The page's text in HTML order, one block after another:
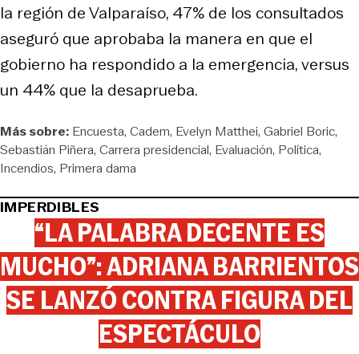
la región de Valparaíso, 47% de los consultados
aseguró que aprobaba la manera en que el
gobierno ha respondido a la emergencia, versus
un 44% que la desaprueba.
Más sobre: Encuesta Cadem Evelyn Matthei Gabriel Boric
Sebastián Piñera Carrera presidencial Evaluación Política
Incendios Primera dama
IMPERDIBLES
“LA PALABRA DECENTE ES
MUCHO”: ADRIANA BARRIENTOS
SE LANZÓ CONTRA FIGURA DEL
ESPECTÁCULO